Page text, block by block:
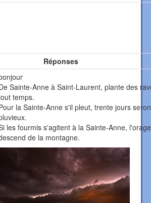
Réponses
Sainte-Anne à Saint-Laurent, plante des
temps.
la Sainte-Anne s'il pleut, trente jours
les fourmis s'agitent à la Sainte-Anne, l'orage
de la montagne.